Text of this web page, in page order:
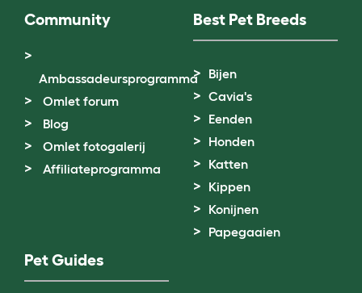
Community
Ambassadeursprogramma
Omlet forum
Blog
Omlet fotogalerij
Affiliateprogramma
Best Pet Breeds
Bijen
Cavia's
Eenden
Honden
Katten
Kippen
Konijnen
Papegaaien
Pet Guides